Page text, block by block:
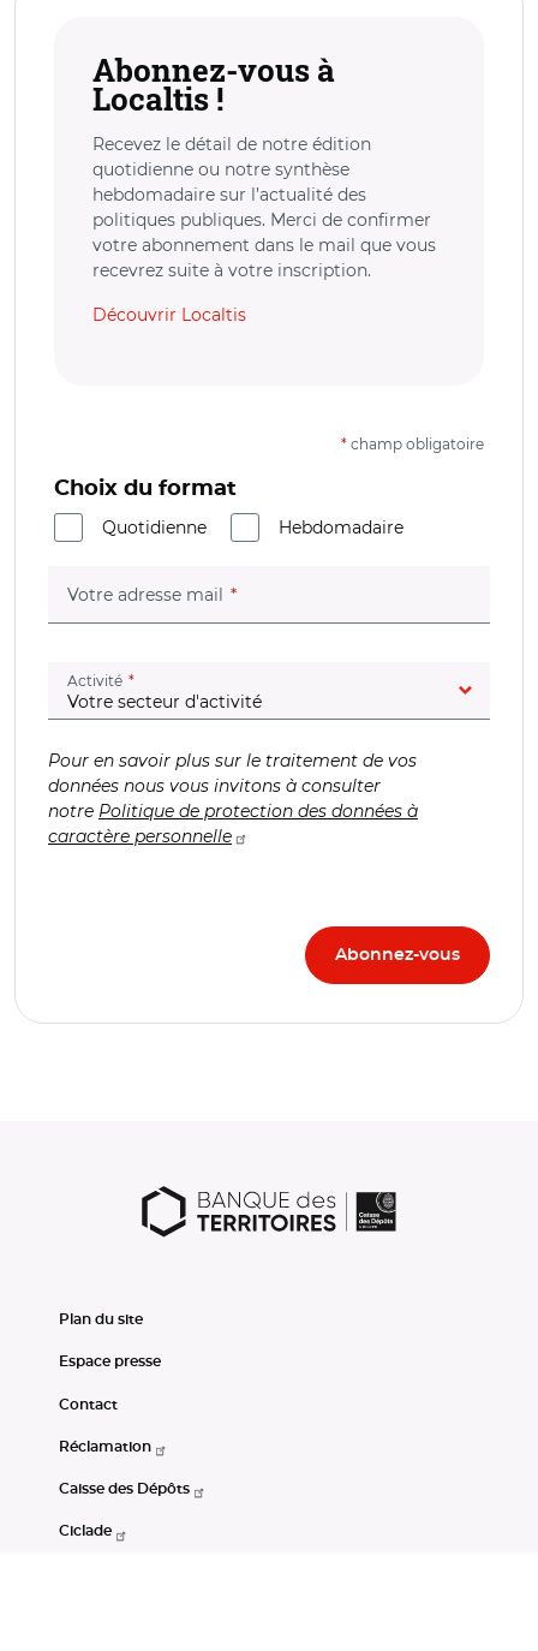
Abonnez-vous à
Localtis !
Recevez le détail de notre édition
quotidienne ou notre synthèse
hebdomadaire sur l’actualité des
politiques publiques. Merci de confirmer
votre abonnement dans le mail que vous
recevrez suite à votre inscription.
Découvrir Localtis
* champ obligatoire
Choix du format
Quotidienne
Hebdomadaire
Votre adresse mail (champ obligatoire)
Activité (champ obligatoire)
Pour en savoir plus sur le traitement de vos
données nous vous invitons à consulter
notre Politique de protection des données à
caractère personnelle
Plan du site
Espace presse
Contact
Réclamation
Caisse des Dépôts
Ciclade